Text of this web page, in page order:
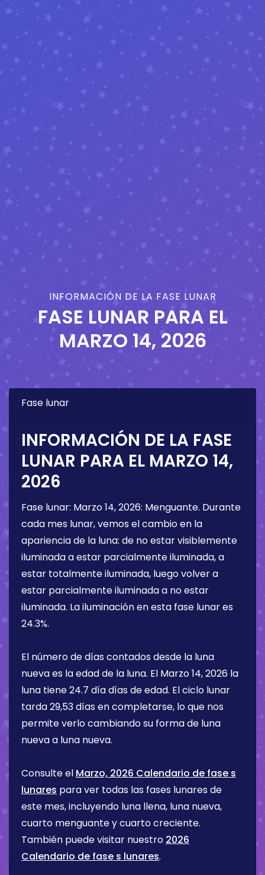
INFORMACIÓN DE LA FASE LUNAR
FASE LUNAR PARA EL
MARZO 14, 2026
Fase lunar
INFORMACIÓN DE LA FASE
LUNAR PARA EL MARZO 14,
2026
Fase lunar: Marzo 14, 2026: Menguante. Durante
cada mes lunar, vemos el cambio en la
apariencia de la luna: de no estar visiblemente
iluminada a estar parcialmente iluminada, a
estar totalmente iluminada, luego volver a
estar parcialmente iluminada a no estar
iluminada. La iluminación en esta fase lunar es
24.3%.
El número de días contados desde la luna
nueva es la edad de la luna. El Marzo 14, 2026 la
luna tiene24.7 díadías de edad. El ciclo lunar
tarda 29,53 días en completarse, lo que nos
permite verlo cambiando su forma de luna
nueva a luna nueva.
Consulte el Marzo, 2026 Calendario de fase s
lunares para ver todas las fases lunares de
este mes, incluyendo luna llena, luna nueva,
cuarto menguante y cuarto creciente.
También puede visitar nuestro 2026
Calendario de fase s lunares.